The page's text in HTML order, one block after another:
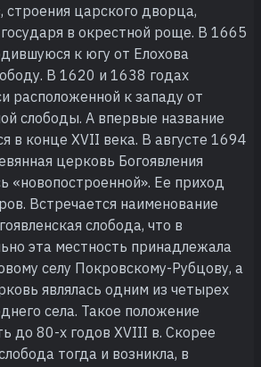
строения царского дворца,
в окрестной роще. В 1665
к югу от Елохова
В 1620 и 1638 годах
расположенной к западу от
слободы. А впервые название
в конце XVII века. В августе 1694
церковь Богоявления
«новопостроенной». Ее приход
Встречается наименование
слобода, что в
эта местность принадлежала
селу Покровскому-Рубцову, а
являлась одним из четырех
села. Такое положение
до 80-х годов XVIII в. Скорее
тогда и возникла, в